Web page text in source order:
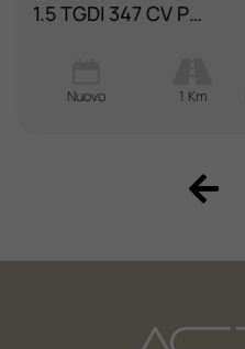
1.5 TGDI 347 CV PHEV Exclusive
Nuovo 1 Km